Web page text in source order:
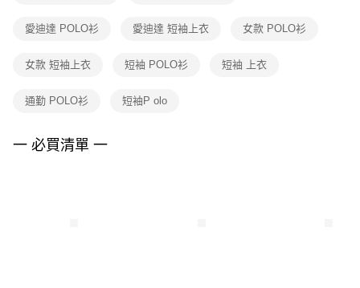
１．透過由恩沛科技股份有限公司提供之「AFTEE先享後付」服務完成之交
權轉讓予恩沛科技股份有限公司。
３．未成年的使用者請事先徵得法定代理人或監護人之同意方可使用
４．使用「AFTEE先享後付」時，將依據個別帳號之用戶狀況，依本公司即
愛迪達 POLO衫 愛迪達 短袖上衣 女款 POLO衫
女款 短袖上衣 短袖 POLO衫 短袖 上衣
通勤 POLO衫 短袖P olo
一 必買清單 一